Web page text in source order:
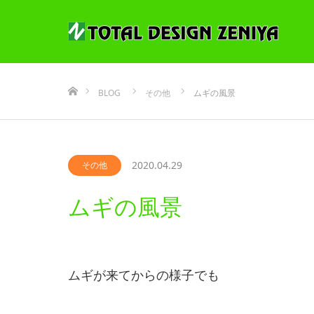
BLOG その他 ムギの風景
その他 2020.04.29
ムギの風景
ムギが来てからの様子でも